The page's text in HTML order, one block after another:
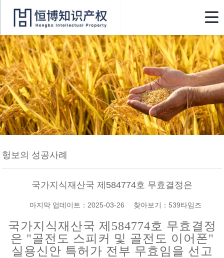

헝보의 성공사례
국가지식재산국 제584774호 무효결정은
마지막 업데이트：2025-03-26 찾아보기：539타임즈
국가지식재산국 제 584774호 무효결정
은 "골전도 스피커 및 골전도 이어폰"
실용신안 특허가 전부 무효임을 선고